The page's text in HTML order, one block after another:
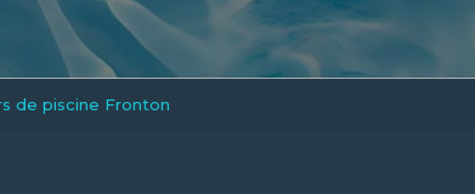
La stérilisation
Les abris
Spas-Balnéo
de piscine Fronton